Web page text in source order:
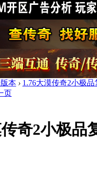
本 › 1.76大漠传奇2小极
页
传奇2小极